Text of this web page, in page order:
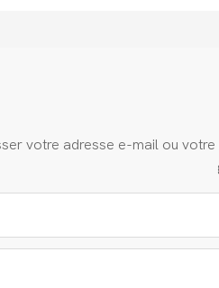
votre adresse e-mail ou